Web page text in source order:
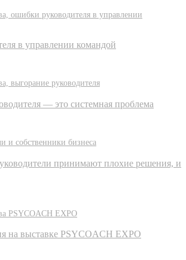
в управлении командой
— это системная проблема
принимают плохие решения, и
на выставке PSYCOACH EXPO